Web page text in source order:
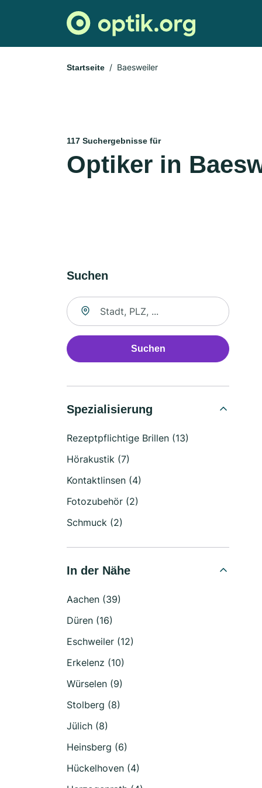
Startseite Baesweiler
117 Suchergebnisse für
Optiker in
Suchen
Suche nach Ort
Suchen
Spezialisierung
Rezeptpflichtige Brillen (13)
Hörakustik (7)
Kontaktlinsen (4)
Fotozubehör (2)
Schmuck (2)
In der Nähe
Aachen (39)
Düren (16)
Eschweiler (12)
Erkelenz (10)
Würselen (9)
Stolberg (8)
Jülich (8)
Heinsberg (6)
Hückelhoven (4)